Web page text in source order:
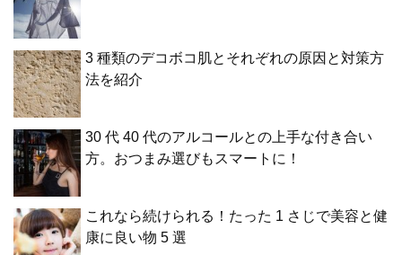
3 種類のデコボコ肌とそれぞれの原因と対策方
法を紹介
30 代 40 代のアルコールとの上手な付き合い
方。おつまみ選びもスマートに！
これなら続けられる！たった 1 さじで美容と健
康に良い物 5 選